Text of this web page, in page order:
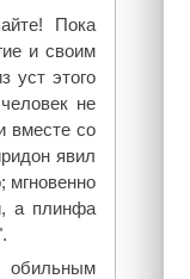
Пока
и своим
уст этого
не
вместе со
явил
мгновенно
а плинфа
обильным